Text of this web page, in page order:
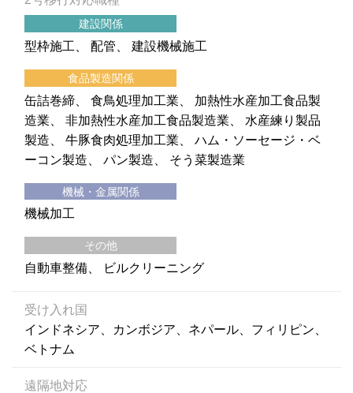
建設関係
型枠施工 配管 建設機械施工
食品製造関係
缶詰巻締 食鳥処理加工業
加熱性水産加工食品製
造業
非加熱性水産加工食品製造業
水産練り製品
製造
牛豚食肉処理加工業
ハム・ソーセージ・ベ
ーコン製造
パン製造 そう菜製造業
機械・金属関係
機械加工
その他
自動車整備 ビルクリーニング
受け入れ国
インドネシア、カンボジア、ネパール、フィリピン、
ベトナム
遠隔地対応